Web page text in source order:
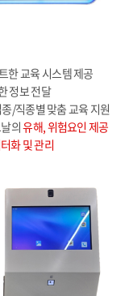
한 교육 시스템 제공
정보 전달
/직종별 맞춤 교육 지원
날의유해, 위험요인 제공
화 및 관리